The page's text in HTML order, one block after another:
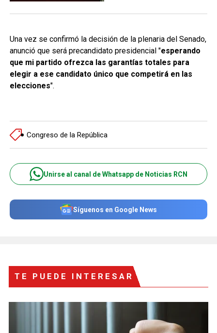
Una vez se confirmó la decisión de la plenaria del Senado,
anunció que será precandidato presidencial "esperando
que mi partido ofrezca las garantías totales para
elegir a ese candidato único que competirá en las
elecciones".
Congreso de la República
Unirse al canal de Whatsapp de Noticias RCN
Síguenos en Google News
TE PUEDE INTERESAR